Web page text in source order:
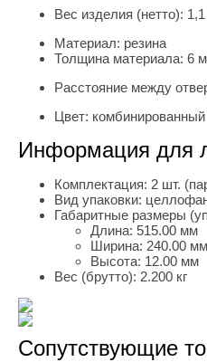
Вес изделия (нетто): 1,1
Материал: резина
Толщина материала: 6
Расстояние между
Цвет: комбинированный
Информация для
Комплектация: 2 шт.
Вид упаковки:
Габаритные размеры
Длина: 515.00 мм
Ширина: 240.00 мм
Высота: 12.00 мм
Вес (брутто): 2.200 кг
Сопутствующие